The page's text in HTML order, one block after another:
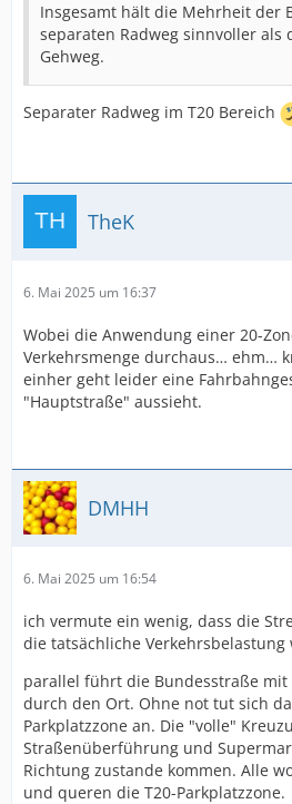
Insgesamt hält die Mehrheit der
separaten Radweg sinnvoller als
Gehweg.
Separater Radweg im T20 Bereich
TheK
6. Mai 2025 um 16:37
Wobei die Anwendung einer 20-
Verkehrsmenge durchaus… ehm…
einher geht leider eine
"Hauptstraße" aussieht.
DMHH
6. Mai 2025 um 16:54
ich vermute ein wenig, dass die
die tatsächliche Verkehrsbelastung
parallel führt die Bundesstraße
durch den Ort. Ohne not tut sich
Parkplatzzone an. Die "volle"
Straßenüberführung und
Richtung zustande kommen. Alle
und queren die T20-Parkplatzzone.